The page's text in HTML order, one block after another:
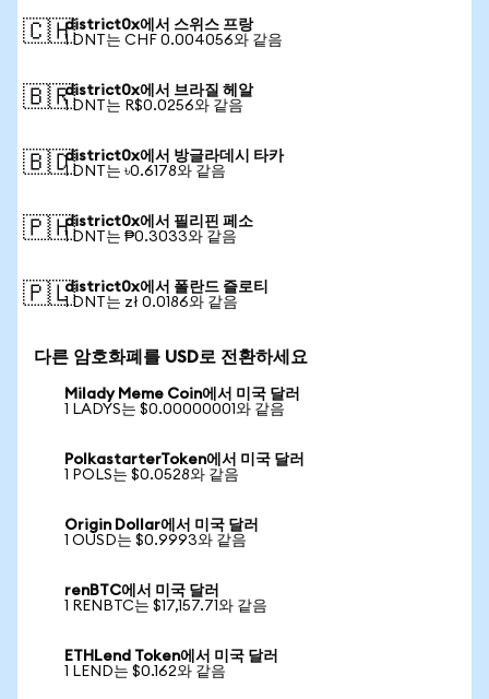
🇨🇭district0x에서 스위스 프랑
1 DNT는 CHF 0.004056와 같음
🇧🇷district0x에서 브라질 헤알
1 DNT는 R$0.0256와 같음
🇧🇩district0x에서 방글라데시 타카
1 DNT는 ৳0.6178와 같음
🇵🇭district0x에서 필리핀 페소
1 DNT는 ₱0.3033와 같음
🇵🇱district0x에서 폴란드 즐로티
1 DNT는 zł 0.0186와 같음
다른 암호화폐를 USD로 전환하세요
Milady Meme Coin에서 미국 달러
1 LADYS는 $0.00000001와 같음
PolkastarterToken에서 미국 달러
1 POLS는 $0.0528와 같음
Origin Dollar에서 미국 달러
1 OUSD는 $0.9993와 같음
renBTC에서 미국 달러
1 RENBTC는 $17,157.71와 같음
ETHLend Token에서 미국 달러
1 LEND는 $0.162와 같음